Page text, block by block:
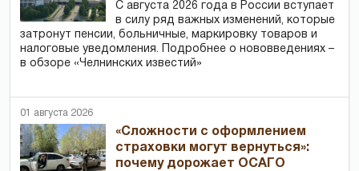
С августа 2026 года в России вступает
в силу ряд важных изменений, которые
затронут пенсии, больничные, маркировку товаров и
налоговые уведомления. Подробнее о нововведениях –
в обзоре «Челнинских известий»
01 августа 2026
«Сложности с оформлением
страховки могут вернуться»:
почему дорожает ОСАГО